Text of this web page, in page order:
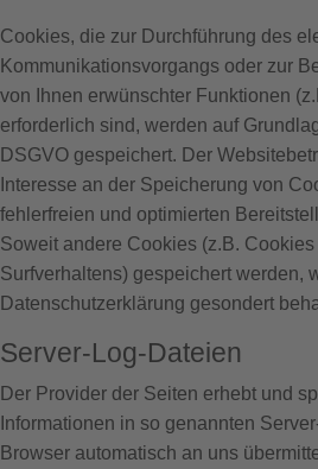
Cookies, die zur Durchführung des
Kommunikationsvorgangs oder zur
von Ihnen erwünschter Funktionen
erforderlich sind, werden auf
DSGVO gespeichert. Der
Interesse an der Speicherung von
fehlerfreien und optimierten
Soweit andere Cookies (z.B.
Surfverhaltens) gespeichert werden,
Datenschutzerklärung gesondert
Server-Log-Dateien
Der Provider der Seiten erhebt und
Informationen in so genannten
Browser automatisch an uns